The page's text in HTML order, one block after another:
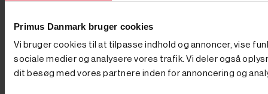
Primus Danmark bruger cookies
Vi bruger cookies til at tilpasse indhold og annoncer, vise
sociale medier og analysere vores trafik. Vi deler også
dit besøg med vores partnere inden for annoncering og
ved, at en minigraver er en stor beslutning, og derfor
lager og butik i Børkop, hvor du kan se maskinerne og
på hverdage før kl. 12.00, pakker og sender vi som
udgangspunkt samme dag, så du ikke skal vente på at
komme i gang. Se udvalget herunder, eller ring til os på
76 62 00 36 og få hjælp til at vælge den rigtige